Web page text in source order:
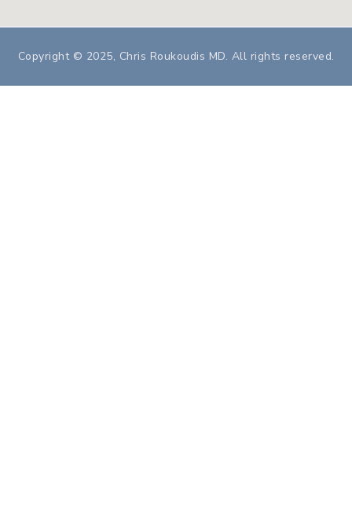
Copyright © 2025, Chris Roukoudis MD. All rights reserved.